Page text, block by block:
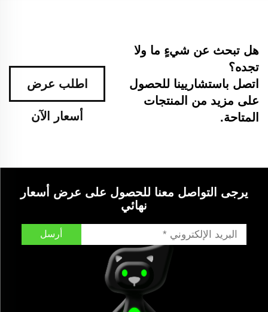
هل تبحث عن شيءٍ ما ولا
تجده؟
اتصل باستشاريينا للحصول
على مزيد من المنتجات
المتاحة.
اطلب عرض
أسعار الآن
يرجى التواصل معنا للحصول على عرض أسعار
نهائي
أرسل